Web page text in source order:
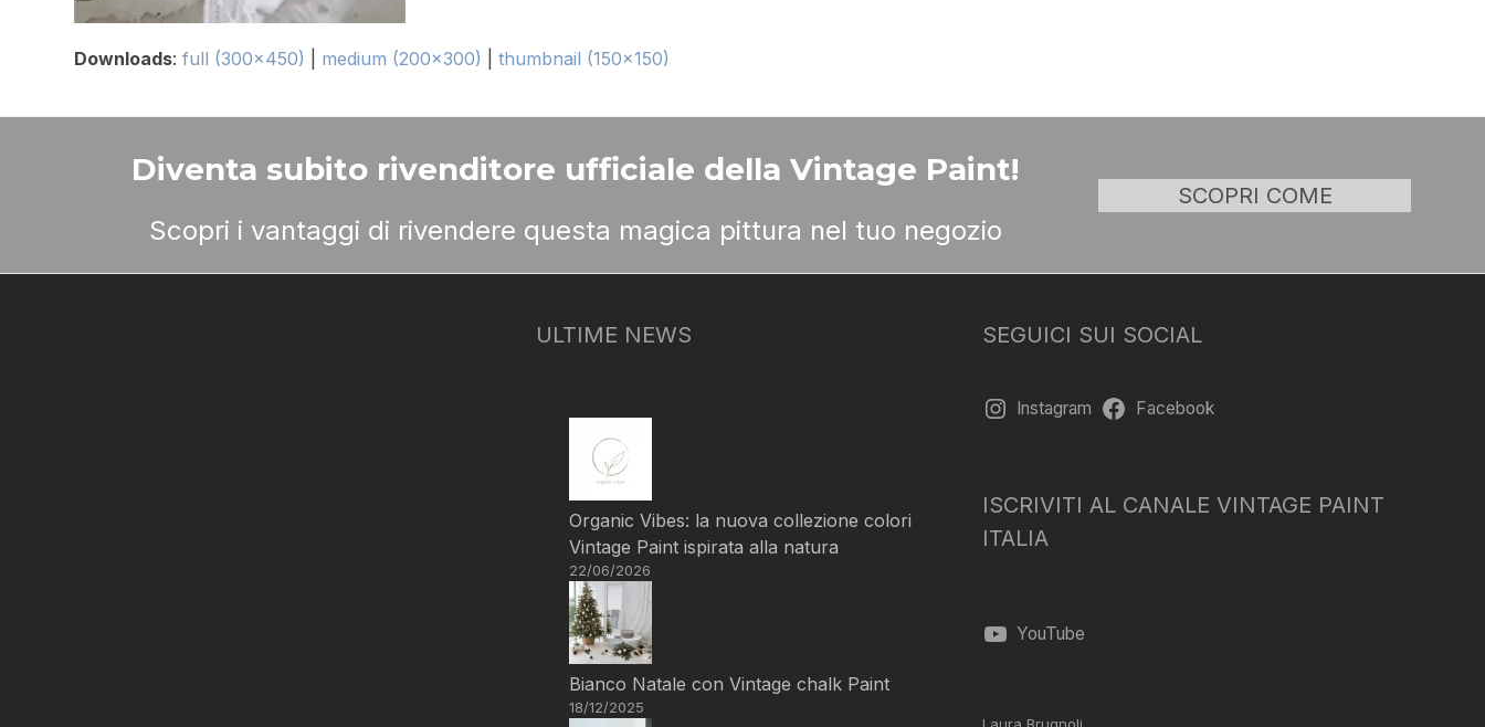
Downloads:full (300x450) medium (200x300) |thumbnail (150x150)
Diventa subito rivenditore ufficiale della Vintage Paint!
Scopri i vantaggi di rivendere questa magica pittura nel tuo negozio
SCOPRI COME
ULTIME NEWS
Organic Vibes: la nuova collezione colori
Vintage Paint ispirata alla natura
22/06/2026
Bianco Natale con Vintage chalk Paint
18/12/2025
SEGUICI SUI SOCIAL
Instagram Facebook
ISCRIVITI AL CANALE VINTAGE PAINT
ITALIA
YouTube